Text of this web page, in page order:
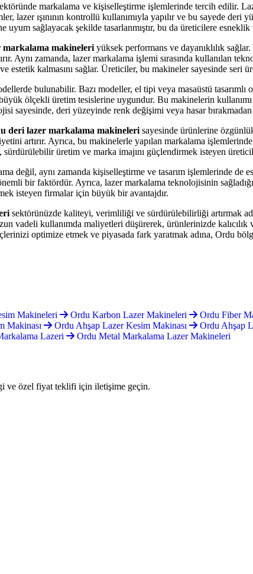
markalama ve kişiselleştirme işlemlerinde tercih edilir.
lazer ışınının kontrollü kullanımıyla yapılır ve bu sayede
uyum sağlayacak şekilde tasarlanmıştır, bu da üreticilere
makineleri yüksek performans ve dayanıklılık
Aynı zamanda, lazer markalama işlemi sırasında kullanılan
kalmasını sağlar. Üreticiler, bu makineler sayesinde seri
bulunabilir. Bazı modeller, el tipi veya masaüstü
ölçekli üretim tesislerine uygundur. Bu makinelerin
sayesinde, deri yüzeyinde renk değişimi veya hasar
deri lazer markalama makineleri sayesinde ürünlerine
artırır. Ayrıca, bu makinelerle yapılan markalama
üretim ve marka imajını güçlendirmek isteyen
değil, aynı zamanda kişiselleştirme ve tasarım işlemlerinde de
bir faktördür. Ayrıca, lazer markalama teknolojisinin
isteyen firmalar için büyük bir avantajdır.
sektörünüzde kaliteyi, verimliliği ve sürdürülebilirliği artırmak
vadeli kullanımda maliyetleri düşürerek, ürünlerinizde
optimize etmek ve piyasada fark yaratmak adına, Ordu
Makineleri Ordu Karbon Lazer Makineleri Ordu Fiber
Makinası
Ordu Ahşap Lazer Kesim Makinası Ordu Ahşap
Lazeri Ordu Metal Markalama Lazer Makineleri
ve özel fiyat teklifi için iletişime geçin.